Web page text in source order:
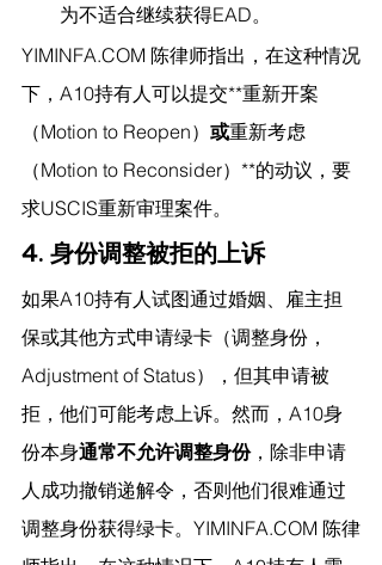
为不适合继续获得EAD。
YIMINFA.COM 陈律师指出， 在这种情况
下，A10持有人可以提交**重新开案
（Motion to Reopen） 或重新考虑
（Motion to Reconsider）**的动议，要
求USCIS重新审理案件。
4. 身份调整被拒的上诉
如果A10持有人试图通过婚姻、雇主担
保或其他方式申请绿卡（调整身份，
Adjustment of Status），但其申请被
拒，他们可能考虑上诉。然而，A10身
份本身通常不允许调整身份，除非申请
人成功撤销递解令，否则他们很难通过
调整身份获得绿卡。 YIMINFA.COM 陈律